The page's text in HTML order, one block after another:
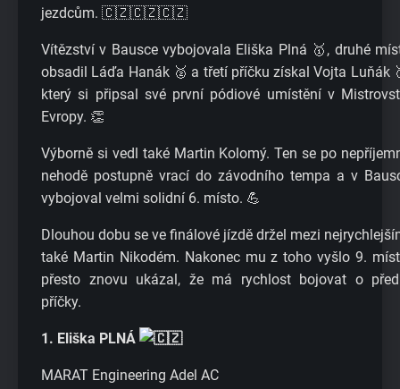
jezdcům. 🇨🇿🇨🇿🇨🇿
Vítězství v Bausce vybojovala Eliška Plná 🥇, druhé
obsadil Láďa Hanák 🥈 a třetí příčku získal Vojta Luňák
který si připsal své první pódiové umístění v
Evropy. 👏
Výborně si vedl také Martin Kolomý. Ten se po
nehodě postupně vrací do závodního tempa a v
vybojoval velmi solidní 6. místo. 💪
Dlouhou dobu se ve finálové jízdě držel mezi
také Martin Nikodém. Nakonec mu z toho vyšlo 9.
přesto znovu ukázal, že má rychlost bojovat o
příčky.
1. Eliška PLNÁ
MARAT Engineering Adel AC